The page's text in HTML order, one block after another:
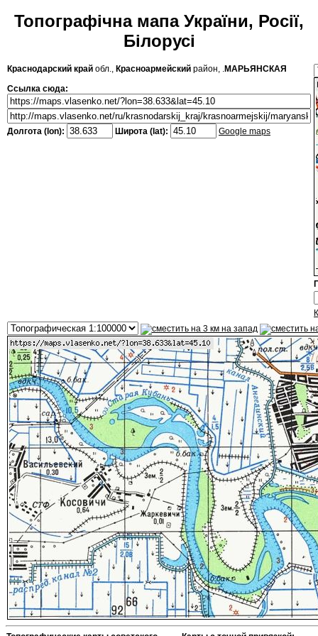
Топографічна мапа України, Росії,
Білорусі
Краснодарский край обл., Красноармейский район, .МАРЬЯНСКАЯ
Ссылка сюда:
Долгота (lon): Широта (lat): Google maps